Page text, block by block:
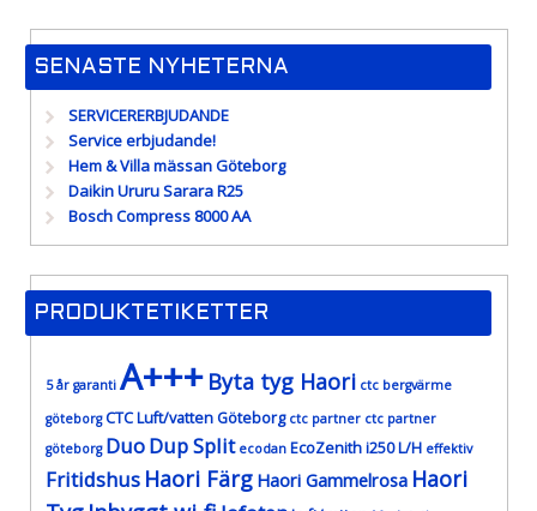
SENASTE NYHETERNA
SERVICERERBJUDANDE
Service erbjudande!
Hem & Villa mässan Göteborg
Daikin Ururu Sarara R25
Bosch Compress 8000 AA
PRODUKTETIKETTER
5 år garanti A+++ Byta tyg Haori ctc bergvärme
göteborg CTC Luft/vatten Göteborg ctc partner ctc partner
göteborg DuoDup Split ecodan EcoZenith i250 L/H effektiv
Fritidshus Haori Färg Haori Gammelrosa Haori